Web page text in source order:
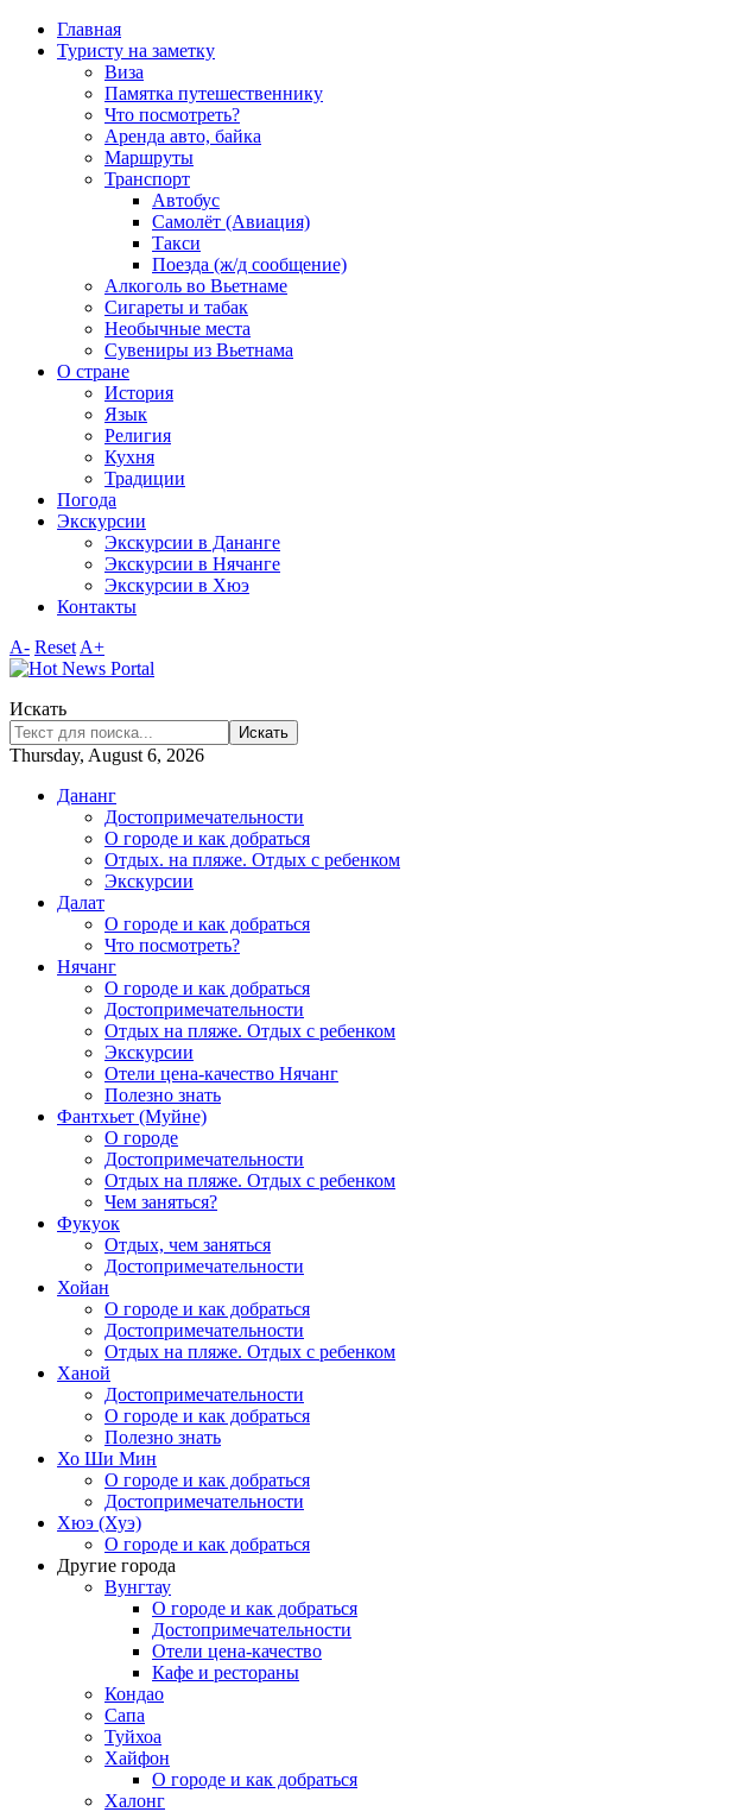
Главная
Туристу на заметку
Виза
Памятка путешественнику
Что посмотреть?
Аренда авто, байка
Маршруты
Транспорт
Автобус
Самолёт (Авиация)
Такси
Поезда (ж/д сообщение)
Алкоголь во Вьетнаме
Сигареты и табак
Необычные места
Сувениры из Вьетнама
О стране
История
Язык
Религия
Кухня
Традиции
Погода
Экскурсии
Экскурсии в Дананге
Экскурсии в Нячанге
Экскурсии в Хюэ
Контакты
A- Reset A+
Искать
Искать
Thursday, August 6, 2026
Дананг
Достопримечательности
О городе и как добраться
Отдых. на пляже. Отдых с ребенком
Экскурсии
Далат
О городе и как добраться
Что посмотреть?
Нячанг
О городе и как добраться
Достопримечательности
Отдых на пляже. Отдых с ребенком
Экскурсии
Отели цена-качество Нячанг
Полезно знать
Фантхьет (Муйне)
О городе
Достопримечательности
Отдых на пляже. Отдых с ребенком
Чем заняться?
Фукуок
Отдых, чем заняться
Достопримечательности
Хойан
О городе и как добраться
Достопримечательности
Отдых на пляже. Отдых с ребенком
Ханой
Достопримечательности
О городе и как добраться
Полезно знать
Хо Ши Мин
О городе и как добраться
Достопримечательности
Хюэ (Хуэ)
О городе и как добраться
Другие города
Вунгтау
О городе и как добраться
Достопримечательности
Отели цена-качество
Кафе и рестораны
Кондао
Сапа
Туйхоа
Хайфон
О городе и как добраться
Халонг